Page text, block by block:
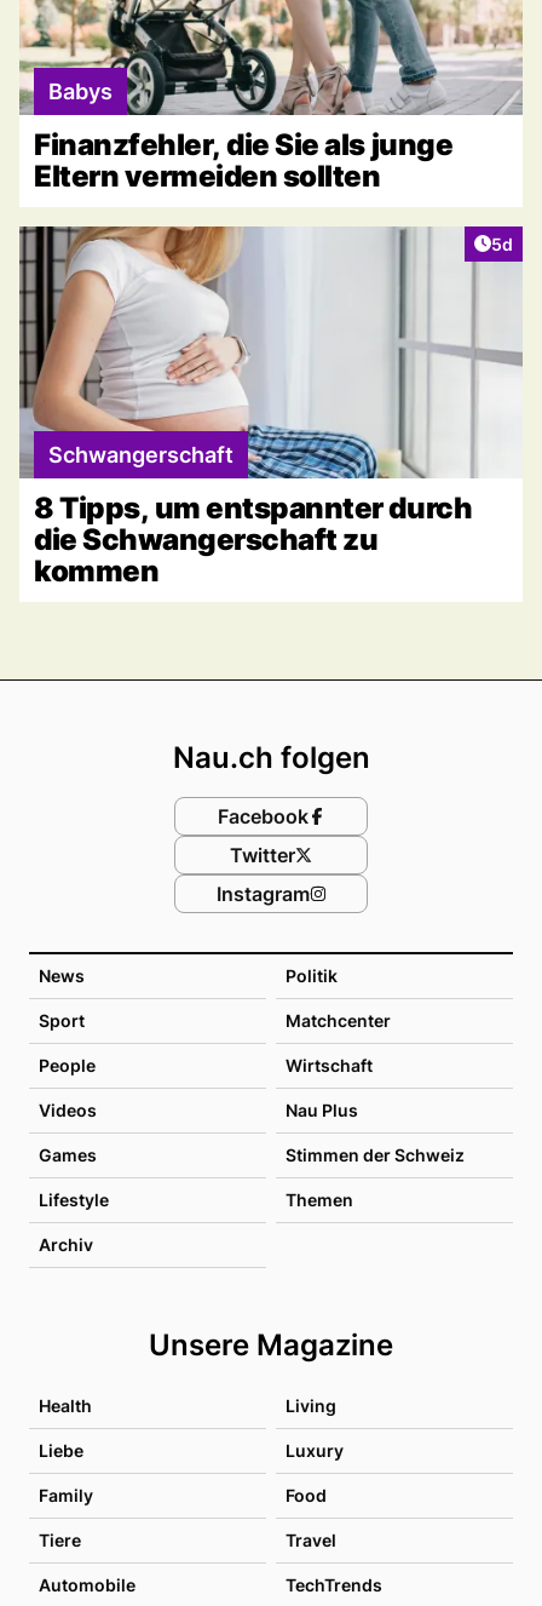
Babys
Finanzfehler, die Sie als junge
Eltern vermeiden sollten
5d
Schwangerschaft
8 Tipps, um entspannter durch
die Schwangerschaft zu
kommen
News Politik
Sport Matchcenter
People Wirtschaft
Videos Nau Plus
Games Stimmen der Schweiz
Lifestyle Themen
Archiv
Unsere Magazine
Health Living
Liebe Luxury
Family Food
Tiere Travel
Automobile TechTrends
Nau.ch folgen
Facebook
Twitter
Instagram